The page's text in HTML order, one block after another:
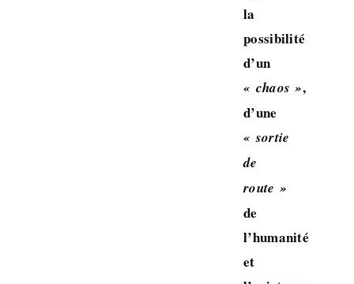
la
possibilité
d’un
« chaos »,
d’une
« sortie
de
route »
de
l’humanité
et